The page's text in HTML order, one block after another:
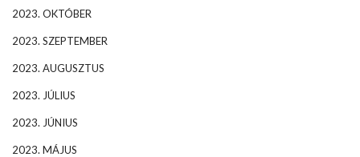
2023. OKTÓBER
2023. SZEPTEMBER
2023. AUGUSZTUS
2023. JÚLIUS
2023. JÚNIUS
2023. MÁJUS